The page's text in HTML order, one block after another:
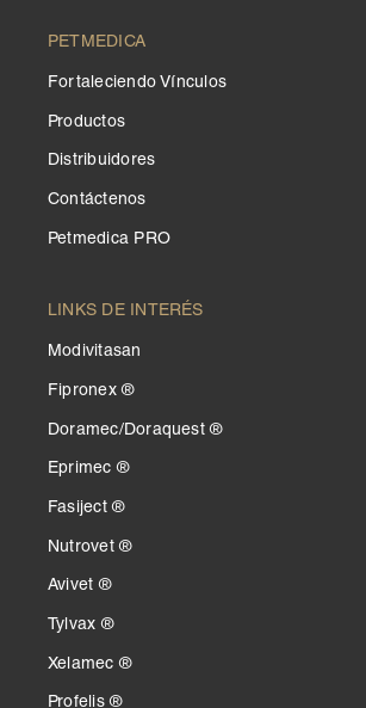
PETMEDICA
Fortaleciendo Vínculos
Productos
Distribuidores
Contáctenos
Petmedica PRO
LINKS DE INTERÉS
Modivitasan
Fipronex ®
Doramec/Doraquest ®
Eprimec ®
Fasiject ®
Nutrovet ®
Avivet ®
Tylvax ®
Xelamec ®
Profelis ®